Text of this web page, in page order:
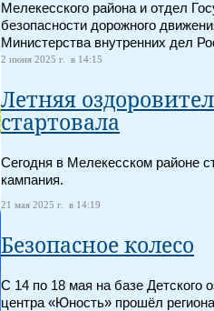
Мелекесского района и отдел
безопасности дорожного
Министерства внутренних дел
2 июня 2025 г. в 14:15
Летняя
стартовала
Сегодня в Мелекесском районе
кампания.
21 мая 2025 г. в 14:19
Безопасное колесо
С 14 по 18 мая на базе Детского
центра «Юность» прошёл